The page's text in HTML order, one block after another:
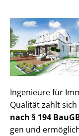
Ingenieure für
Qualität zahlt sich
nach § 194
gen und